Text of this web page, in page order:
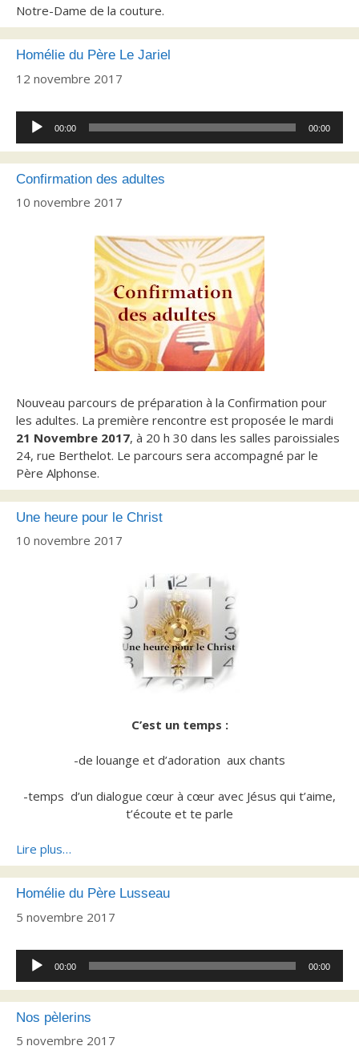
Notre-Dame de la couture.
Homélie du Père Le Jariel
12 novembre 2017
Lecteur
audio
00:00 00:00
Confirmation des adultes
10 novembre 2017
Nouveau parcours de préparation à la Confirmation pour
les adultes. La première rencontre est proposée le mardi
21 Novembre 2017, à 20 h 30 dans les salles paroissiales
24, rue Berthelot. Le parcours sera accompagné par le
Père Alphonse.
Une heure pour le Christ
10 novembre 2017
C’est un temps :
-de louange et d’adoration aux chants
-temps d’un dialogue cœur à cœur avec Jésus qui t’aime,
t’écoute et te parle
Lire plus…
Homélie du Père Lusseau
5 novembre 2017
Lecteur
audio
00:00 00:00
Nos pèlerins
5 novembre 2017